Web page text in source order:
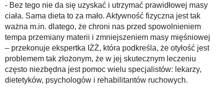
- Bez tego nie da się uzyskać i utrzymać prawidłowej masy
ciała. Sama dieta to za mało. Aktywność fizyczna jest tak
ważna m.in. dlatego, że chroni nas przed spowolnieniem
tempa przemiany materii i zmniejszeniem masy mięśniowej
– przekonuje ekspertka IŻŻ, która podkreśla, że otyłość jest
problemem tak złożonym, że w jej skutecznym leczeniu
często niezbędna jest pomoc wielu specjalistów: lekarzy,
dietetyków, psychologów i rehabilitantów ruchowych.